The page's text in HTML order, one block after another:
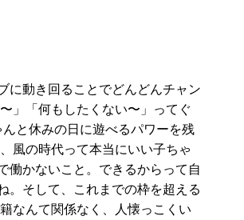
に動き回ることでどんどんチャン
」「何もしたくない〜」ってぐ
と休みの日に遊べるパワーを残
風の時代って本当にいい子ちゃ
働かないこと。できるからって自
。そして、これまでの枠を超える
なんて関係なく、人懐っこくい